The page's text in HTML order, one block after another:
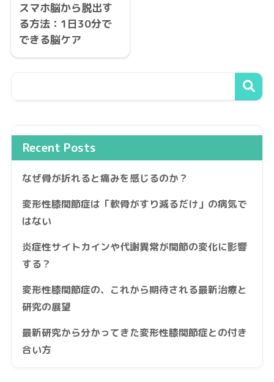
スマホ脳から脱出す
る方法：1日30分で
できる脳ケア
Recent Posts
なぜ骨が折れると痛みを感じるのか？
変形性膝関節症は「軟骨がすり減るだけ」の病気で
はない
炎症性サイトカインや代謝異常が関節の変化に影響
する？
変形性膝関節症の、これから期待される最新治療と
研究の展望
最新研究から分かってきた変形性膝関節症との付き
合い方